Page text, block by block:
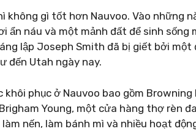
không gì tốt hơn Nauvoo. Vào những
ẩn náu và một mảnh đất để sinh sống
lập Joseph Smith đã bị giết bởi
đến Utah ngày nay.
phục ở Nauvoo bao gồm Browning
Young, một cửa hàng thợ rèn
nến, làm bánh mì và nhiều hoạt